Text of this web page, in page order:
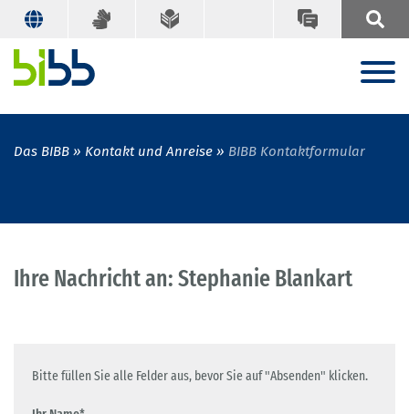
Das BIBB Kontakt und Anreise BIBB Kontaktformular
Ihre Nachricht an: Stephanie Blankart
Bitte füllen Sie alle Felder aus, bevor Sie auf "Absenden" klicken.